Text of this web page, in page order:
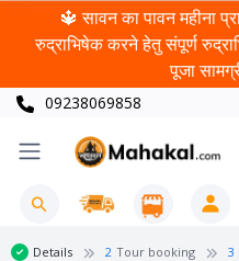
🔱 सावन का पावन महीना
रुद्राभिषेक करने हेतु संपूर्ण
पूजा
09238069858
Details 2 Tour booking 3